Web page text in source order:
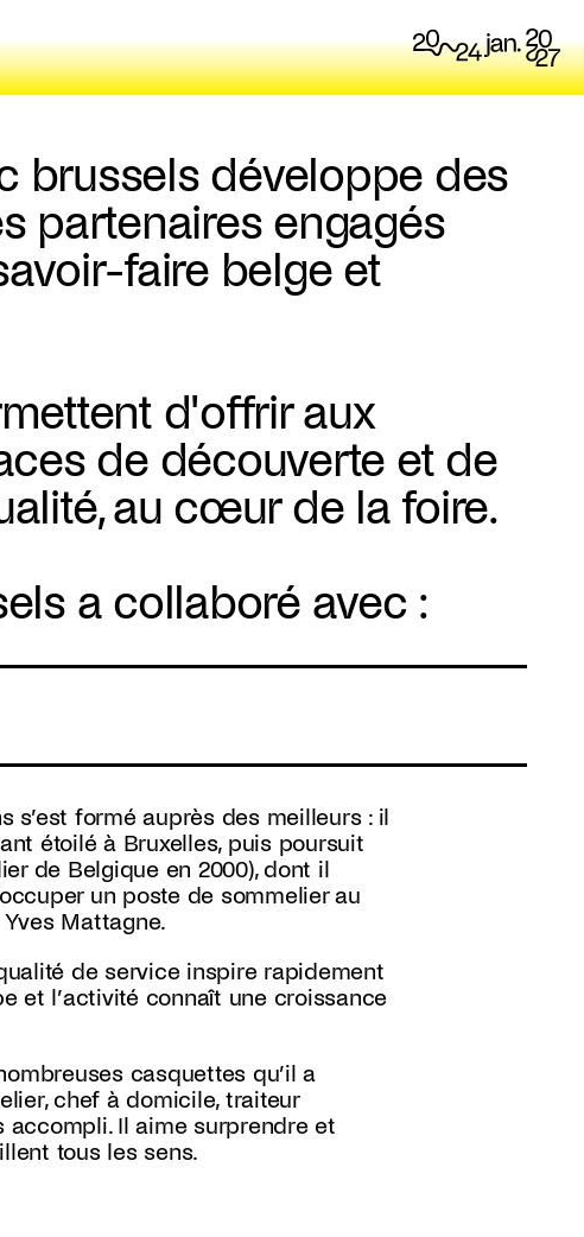
brussels développe des
partenaires engagés
faire belge et
d'offrir aux
de découverte et de
au cœur de la foire.
a collaboré avec :
s’est formé auprès des meilleurs : il
étoilé à Bruxelles, puis poursuit
de Belgique en 2000), dont il
un poste de sommelier au
Mattagne.
de service inspire rapidement
et l’activité connaît une croissance
casquettes qu’il a
chef à domicile, traiteur
accompli. Il aime surprendre et
tous les sens.